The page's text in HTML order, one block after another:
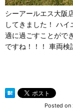
シーアールエス大阪
してきました！ ハ
適に過ごすことがで
ですね！！！ 車両
Posted on